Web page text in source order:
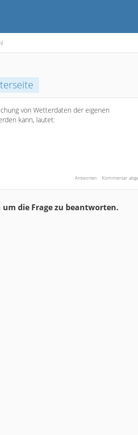
von Wetterdaten der eigenen
kann, lautet:
um die Frage zu beantworten.